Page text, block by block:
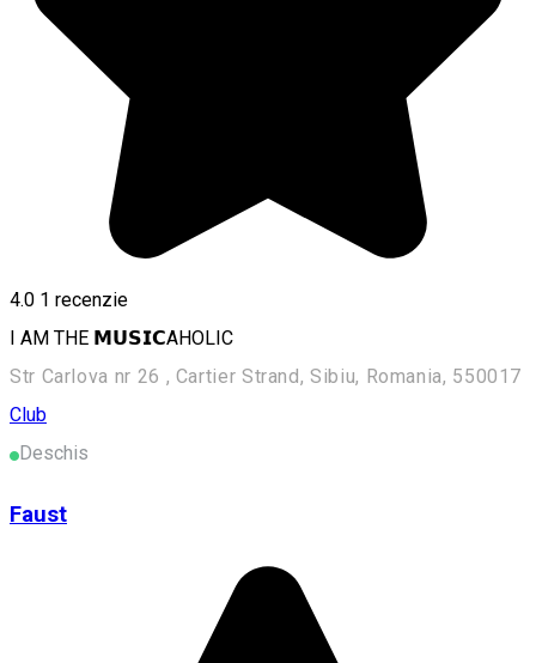
4.0 1 recenzie
I AM THE 𝗠𝗨𝗦𝗜𝗖AHOLIC
Str Carlova nr 26 , Cartier Strand, Sibiu, Romania, 550017
Club
Deschis
Faust